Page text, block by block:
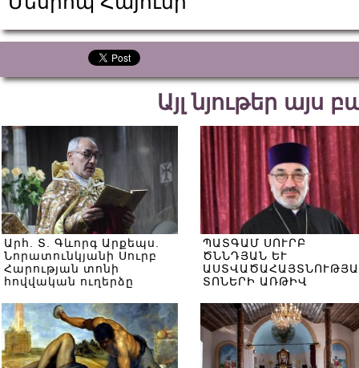
Այլ նյութեր այս
Արհ. Տ. Գևորգ Արքեպս.
Նորատունկյանի Սուրբ
Հարության տոնի
հովվական ուղերձը
ՊԱՏԳԱՄ ՍՈՒՐԲ
ԾՆՆԴՅԱՆ ԵՒ
ՏՈՆԵՐԻ ԱՌԹԻՎ